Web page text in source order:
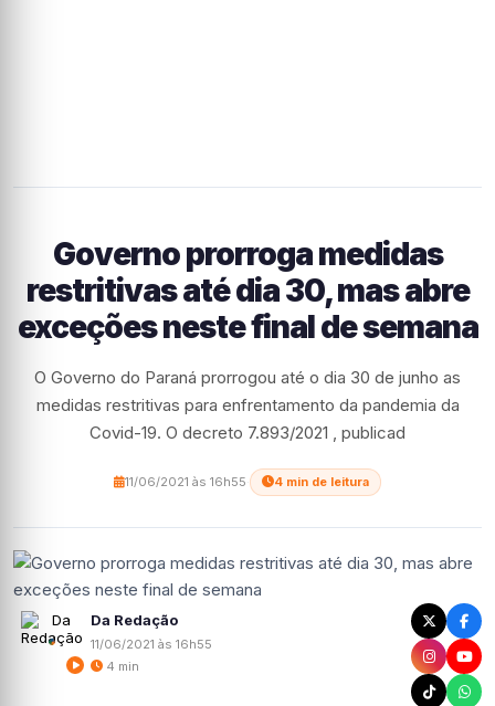
Governo prorroga medidas
restritivas até dia 30, mas abre
exceções neste final de semana
O Governo do Paraná prorrogou até o dia 30 de junho as
medidas restritivas para enfrentamento da pandemia da
Covid-19. O decreto 7.893/2021 , publicad
11/06/2021 às 16h55 4 min de leitura
Da Redação
11/06/2021 às 16h55
4 min